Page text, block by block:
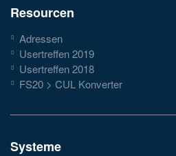
Resourcen
Adressen
Usertreffen 2019
Usertreffen 2018
FS20 > CUL Konverter
Systeme